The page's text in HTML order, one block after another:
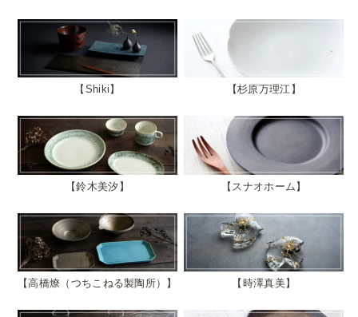
Shiki 杉原万理江
鈴木美汐 スナオホーム
高橋燎（つちこねる製陶所） 時澤真美